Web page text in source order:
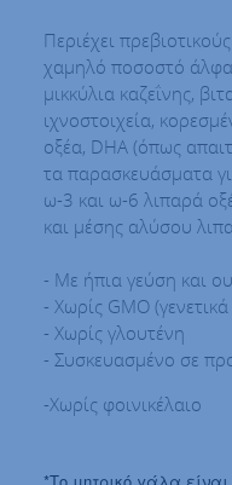
Περιέχει
χαμηλό ποσοστό άλφα
μικκύλια καζεΐνης,
ιχνοστοιχεία,
οξέα, DHA (όπως
τα παρασκευάσματα
ω-3 και ω-6 λιπαρά
και μέσης αλύσου
- Με ήπια γεύση και
- Χωρίς GMO
- Χωρίς γλουτένη
- Συσκευασμένο σε
-Χωρίς φοινικέλαιο